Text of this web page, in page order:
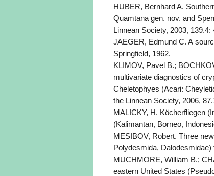
HUBER, Bernhard A.
Quamtana gen. nov. and
Linnean Society, 2003, 139.4:
JAEGER, Edmund C. A
Springfield, 1962.
KLIMOV, Pavel B.;
multivariate diagnostics of
Cheletophyes (Acari:
the Linnean Society, 2006,
MALICKY, H. Köcherfliegen
(Kalimantan, Borneo,
MESIBOV, Robert. Three
Polydesmida,
MUCHMORE, William B.;
eastern United States